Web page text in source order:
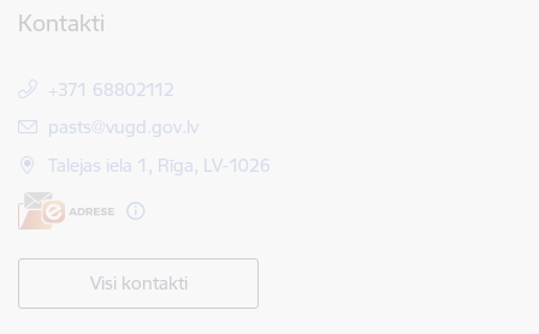
Kontakti
+371 68802112
E-pasts:
pasts@vugd.gov.lv
Talejas iela 1, Rīga, LV-1026
Visi kontakti